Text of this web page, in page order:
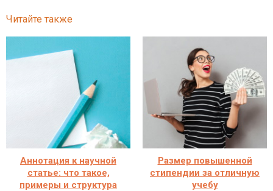
Читайте также
Аннотация к научной
статье: что такое,
примеры и структура
Размер повышенной
стипендии за отличную
учебу